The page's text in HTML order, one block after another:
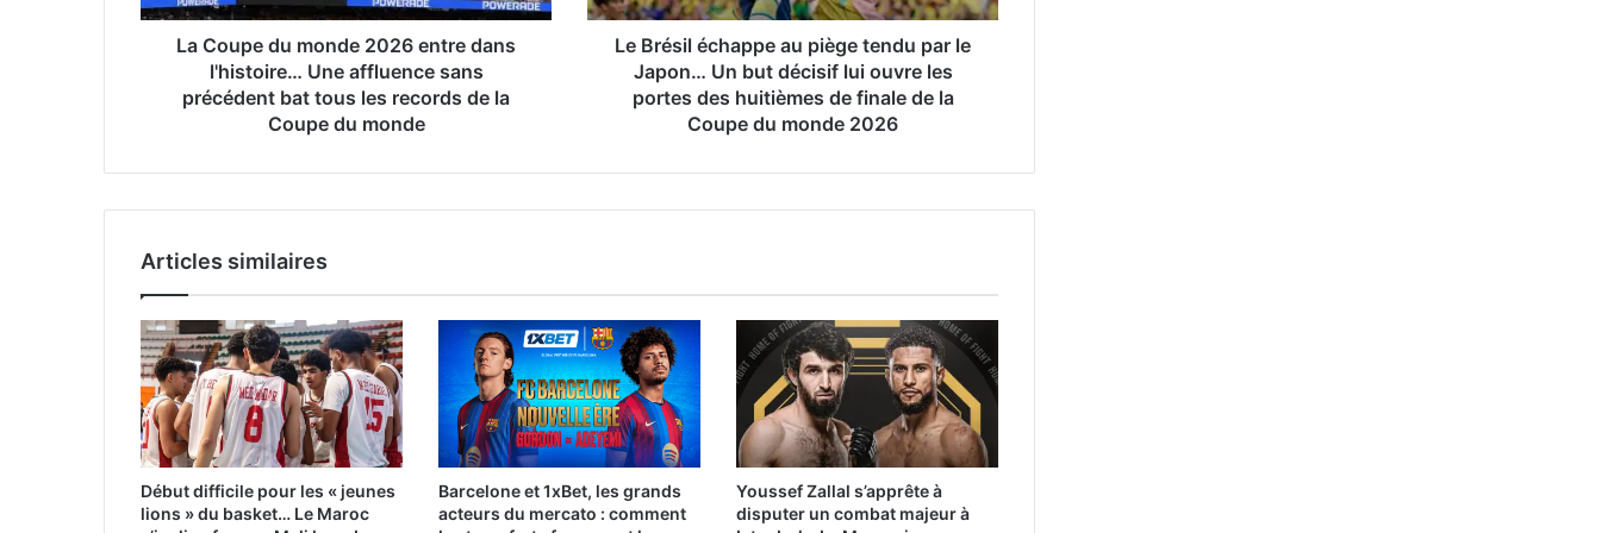
Une
affluence
précédent
de
Coupe
du
monde
La Coupe du monde 2026 entre dans
l'histoire… Une affluence sans
précédent bat tous les records de la
Coupe du monde
Japon…
décisif
des
finale
de
la
Coupe
du
monde
2026
Le Brésil échappe au piège tendu par le
Japon… Un but décisif lui ouvre les
portes des huitièmes de finale de la
Coupe du monde 2026
Articles similaires
Début difficile pour les « jeunes
lions » du basket… Le Maroc
Barcelone et 1xBet, les grands
acteurs du mercato : comment
Youssef Zallal s’apprête à
disputer un combat majeur à